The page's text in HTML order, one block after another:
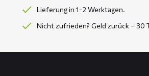
Lieferung in 1-2 Werktagen.
Nicht zufrieden? Geld zurück – 30